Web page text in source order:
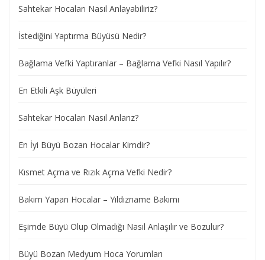
Sahtekar Hocaları Nasıl Anlayabiliriz?
İstediğini Yaptırma Büyüsü Nedir?
Bağlama Vefki Yaptıranlar – Bağlama Vefki Nasıl Yapılır?
En Etkili Aşk Büyüleri
Sahtekar Hocaları Nasıl Anlarız?
En İyi Büyü Bozan Hocalar Kimdir?
Kısmet Açma ve Rızık Açma Vefki Nedir?
Bakım Yapan Hocalar – Yıldızname Bakımı
Eşimde Büyü Olup Olmadığı Nasıl Anlaşılır ve Bozulur?
Büyü Bozan Medyum Hoca Yorumları